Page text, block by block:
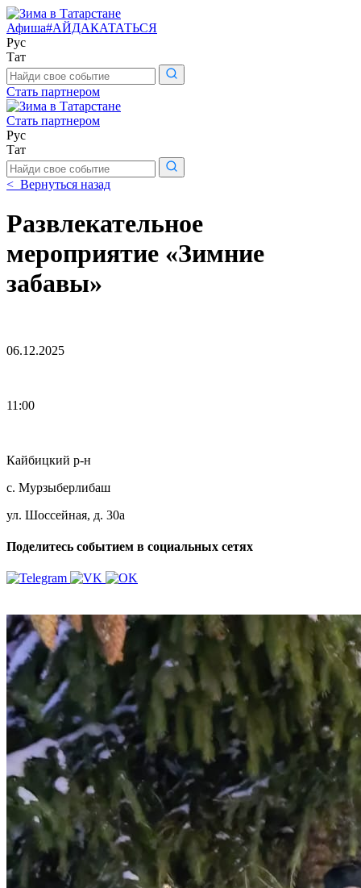
Афиша#АЙДАКАТАТЬСЯ
Рус
Тат
Поиск
по
сайту
Стать партнером
Стать партнером
Рус
Тат
Поиск
по
сайту
< Вернуться назад
Развлекательное
мероприятие «Зимние
забавы»
06.12.2025
11:00
Кайбицкий р-н
с. Мурзыберлибаш
ул. Шоссейная, д. 30а
Поделитесь событием в социальных сетях